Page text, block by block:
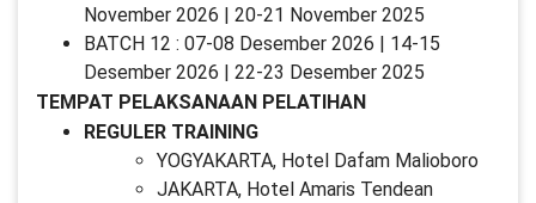
November 2026 | 20-21 November 2025
BATCH 12 : 07-08 Desember 2026 | 14-15
Desember 2026 | 22-23 Desember 2025
TEMPAT PELAKSANAAN PELATIHAN
REGULER TRAINING
YOGYAKARTA, Hotel Dafam Malioboro
JAKARTA, Hotel Amaris Tendean